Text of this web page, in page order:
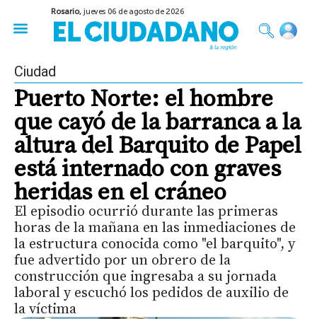
Rosario,jueves 06 de agosto de 2026
Ciudad
Puerto Norte: el hombre
que cayó de la barranca a la
altura del Barquito de Papel
está internado con graves
heridas en el cráneo
El episodio ocurrió durante las primeras
horas de la mañana en las inmediaciones de
la estructura conocida como "el barquito", y
fue advertido por un obrero de la
construcción que ingresaba a su jornada
laboral y escuchó los pedidos de auxilio de
la víctima